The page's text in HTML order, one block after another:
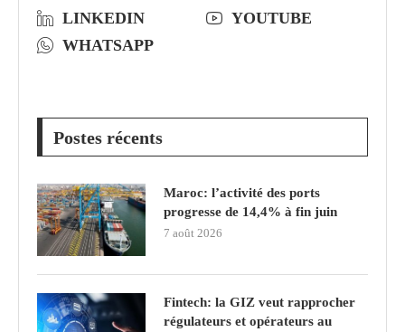
LINKEDIN
YOUTUBE
WHATSAPP
Postes récents
Maroc: l’activité des ports
progresse de 14,4% à fin juin
7 août 2026
Fintech: la GIZ veut rapprocher
régulateurs et opérateurs au